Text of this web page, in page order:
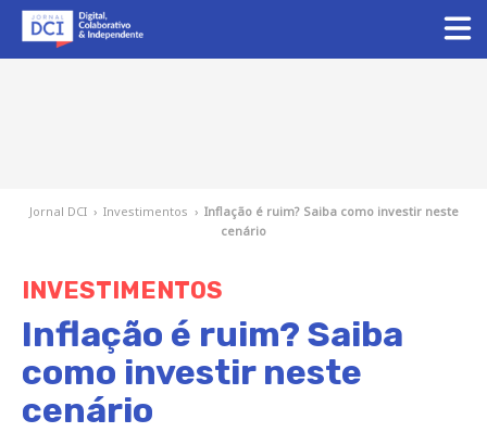
Jornal DCI › Investimentos › Inflação é ruim? Saiba como investir neste
cenário
INVESTIMENTOS
Inflação é ruim? Saiba
como investir neste
cenário